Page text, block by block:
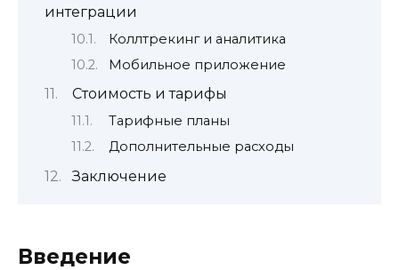
интеграции
Коллтрекинг и аналитика
Мобильное приложение
Стоимость и тарифы
Тарифные планы
Дополнительные расходы
Заключение
Введение